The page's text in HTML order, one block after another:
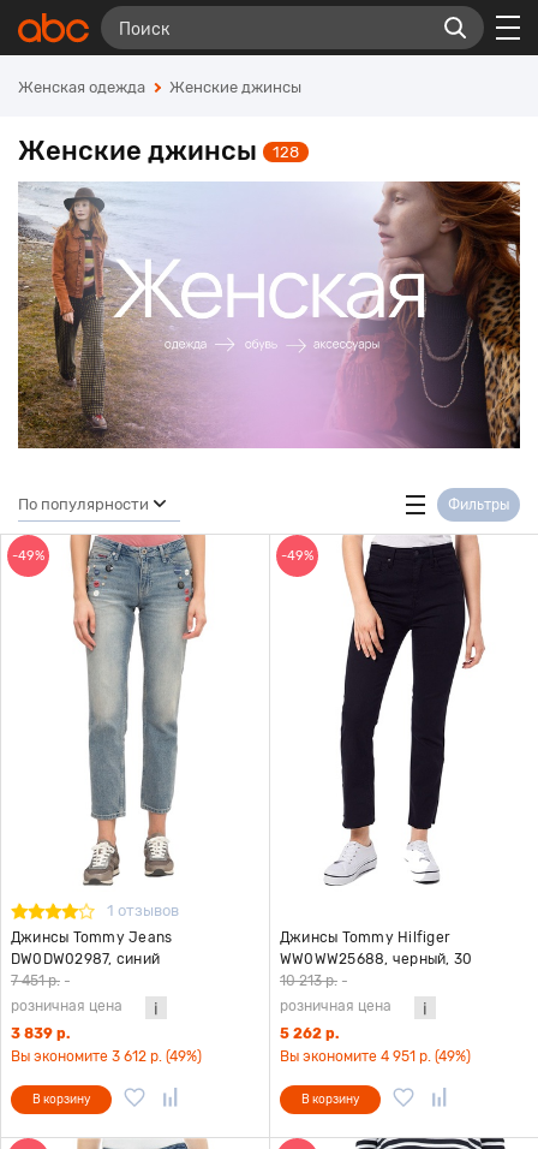
Женская одежда Женские джинсы
Женские джинсы 128
По популярности Фильтры
-49%
1 отзывов
Джинсы Tommy Jeans
DW0DW02987, синий
7 451 р. -
розничная цена
3 839 р.
Вы экономите 3 612 р. (49%)
В корзину
-49%
Джинсы Tommy Hilfiger
WW0WW25688, черный, 30
10 213 р. -
розничная цена
5 262 р.
Вы экономите 4 951 р. (49%)
В корзину